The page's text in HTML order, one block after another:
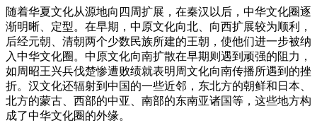
随着华夏文化从源地向四周扩展，在秦汉以后，中华文化圈逐
渐明晰、定型。在早期，中原文化向北、向西扩展较为顺利，
后经元朝、清朝两个少数民族所建的王朝，使他们进一步被纳
入中华文化圈。中原文化向南扩散在早期则遇到顽强的阻力，
如周昭王兴兵伐楚惨遭败绩就表明周文化向南传播所遇到的挫
折。汉文化还辐射到中国的一些近邻，东北方的朝鲜和日本、
北方的蒙古、西部的中亚、南部的东南亚诸国等，这些地方构
成了中华文化圈的外缘。